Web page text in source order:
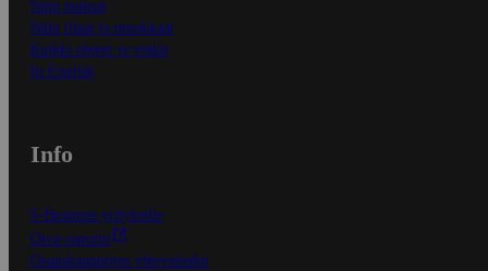
Näin maksat
Näin tilaat ja muokkaat
Kaikki ohjeet ja vinkit
In English
Info
S-Business yrityksille
Oiva-raportit
Osuuskauppojen yhteystiedot